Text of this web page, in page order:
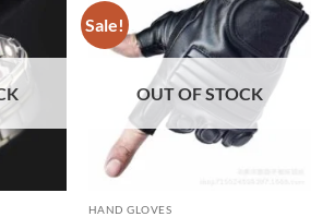
Sale!
OUT OF STOCK
HAND GLOVES